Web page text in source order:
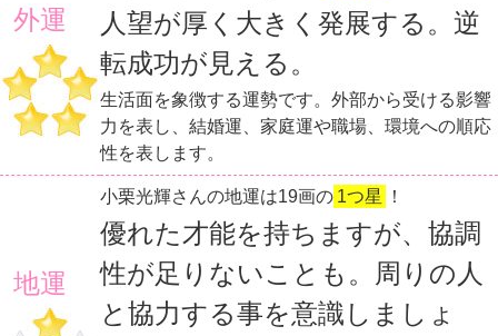
外運
人望が厚く大きく発展する。逆
転成功が見える。
生活面を象徴する運勢です。外部から受ける影響
力を表し、結婚運、家庭運や職場、環境への順応
性を表します。
地運
小栗光輝さんの地運は19画の 1つ星 ！
優れた才能を持ちますが、協調
性が足りないことも。周りの人
と協力する事を意識しましょ